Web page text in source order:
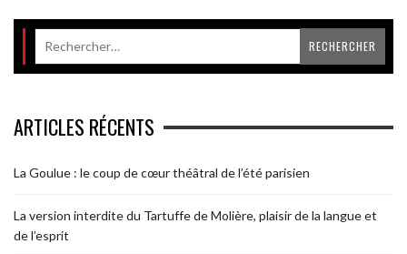
ARTICLES RÉCENTS
La Goulue : le coup de cœur théâtral de l’été parisien
La version interdite du Tartuffe de Molière, plaisir de la langue et
de l’esprit